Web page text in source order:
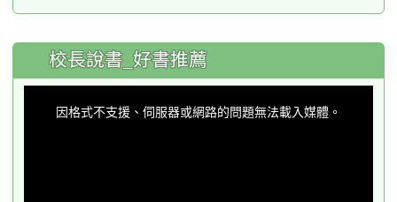
:::
校長說書_好書推薦
因格式不支援、伺服器或網路的問題無法載入媒體。